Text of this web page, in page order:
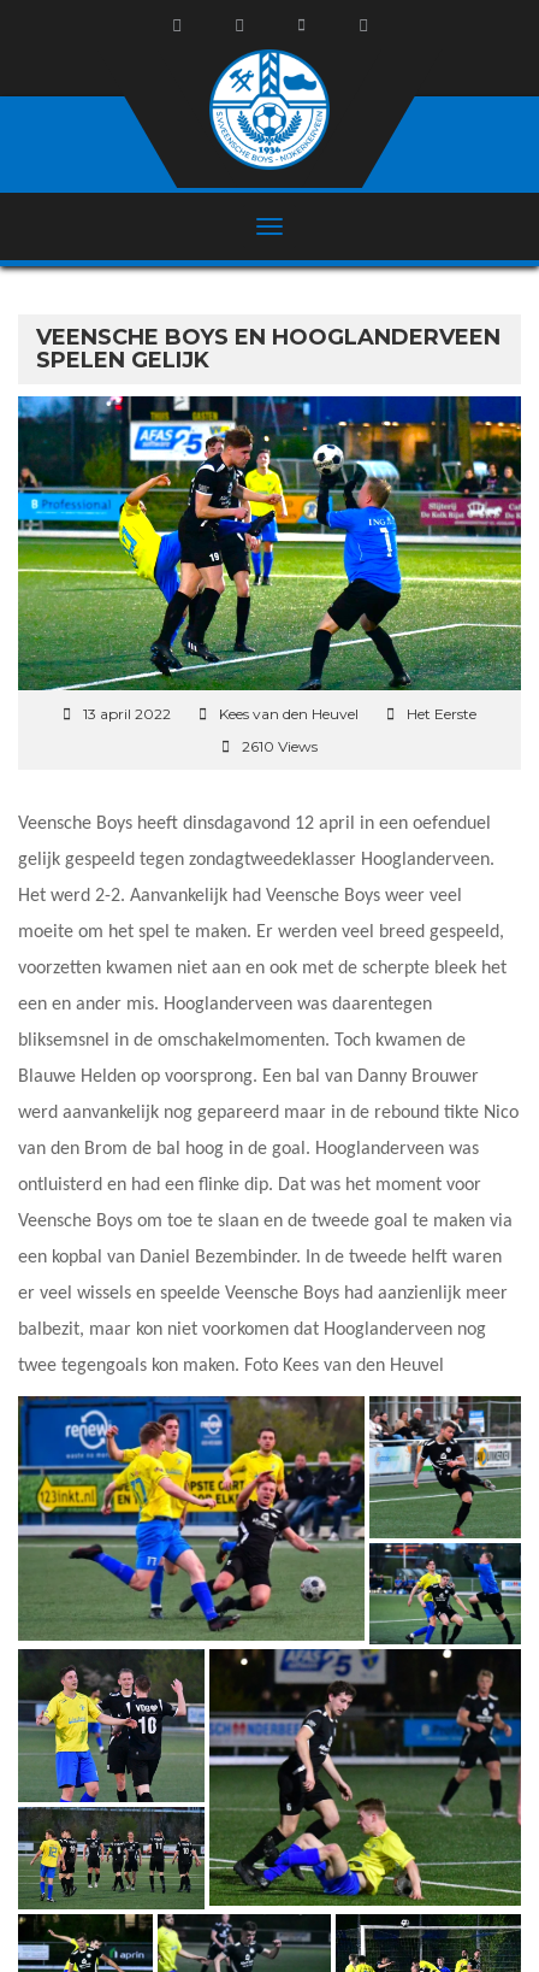
VEENSCHE BOYS EN HOOGLANDERVEEN
SPELEN GELIJK
13 april 2022 Kees van den Heuvel
Het Eerste
2610 Views
Veensche Boys heeft dinsdagavond 12 april in een oefenduel
gelijk gespeeld tegen zondagtweedeklasser Hooglanderveen.
Het werd 2-2. Aanvankelijk had Veensche Boys weer veel
moeite om het spel te maken. Er werden veel breed gespeeld,
voorzetten kwamen niet aan en ook met de scherpte bleek het
een en ander mis. Hooglanderveen was daarentegen
bliksemsnel in de omschakelmomenten. Toch kwamen de
Blauwe Helden op voorsprong. Een bal van Danny Brouwer
werd aanvankelijk nog gepareerd maar in de rebound tikte Nico
van den Brom de bal hoog in de goal. Hooglanderveen was
ontluisterd en had een flinke dip. Dat was het moment voor
Veensche Boys om toe te slaan en de tweede goal te maken via
een kopbal van Daniel Bezembinder. In de tweede helft waren
er veel wissels en speelde Veensche Boys had aanzienlijk meer
balbezit, maar kon niet voorkomen dat Hooglanderveen nog
twee tegengoals kon maken. Foto Kees van den Heuvel